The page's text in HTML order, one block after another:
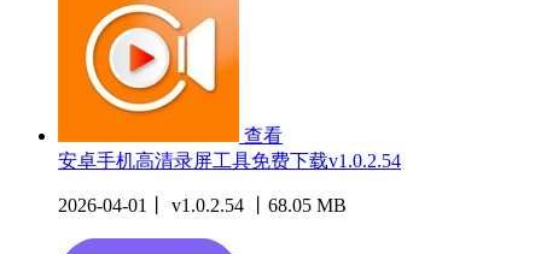
查看
安卓手机高清录屏工具免费下载v1.0.2.54
2026-04-01丨 v1.0.2.54 丨68.05 MB